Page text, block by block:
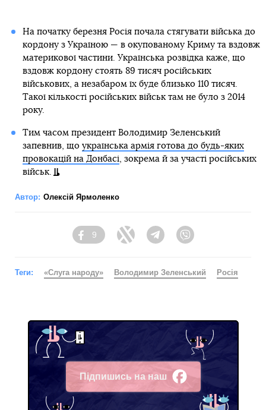
На початку березня Росія почала стягувати війська до
кордону з Україною — в окупованому Криму та вздовж
материкової частини. Українська розвідка каже, що
вздовж кордону стоять 89 тисяч російських
військових, а незабаром їх буде близько 110 тисяч.
Такої кількості російських військ там не було з 2014
року.
Тим часом президент Володимир Зеленський
запевнив, що українська армія готова до будь-яких
провокацій на Донбасі, зокрема й за участі російських
військ.
Автор: Олексій Ярмоленко
Facebook
9
Twitter Telegram
Теги: «Слуга народу» Володимир Зеленський Росія
Підпишись на наш
Facebook